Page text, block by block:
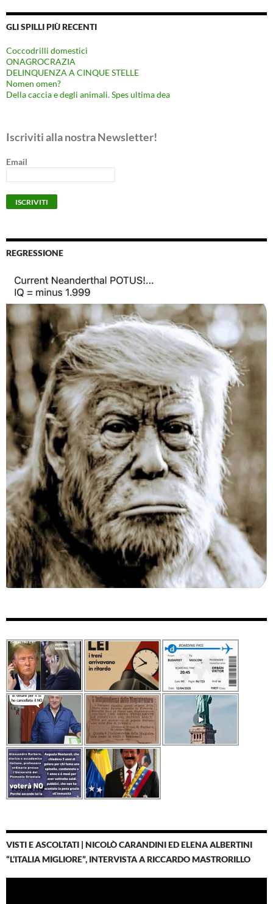
GLI SPILLI PIÙ RECENTI
Coccodrilli domestici
ONAGROCRAZIA
DELINQUENZA A CINQUE STELLE
Nomen omen?
Della caccia e degli animali. Spes ultima dea
Iscriviti alla nostra Newsletter!
Email
REGRESSIONE
VISTI E ASCOLTATI | NICOLÒ CARANDINI ED ELENA ALBERTINI
“L’ITALIA MIGLIORE”, INTERVISTA A RICCARDO MASTRORILLO